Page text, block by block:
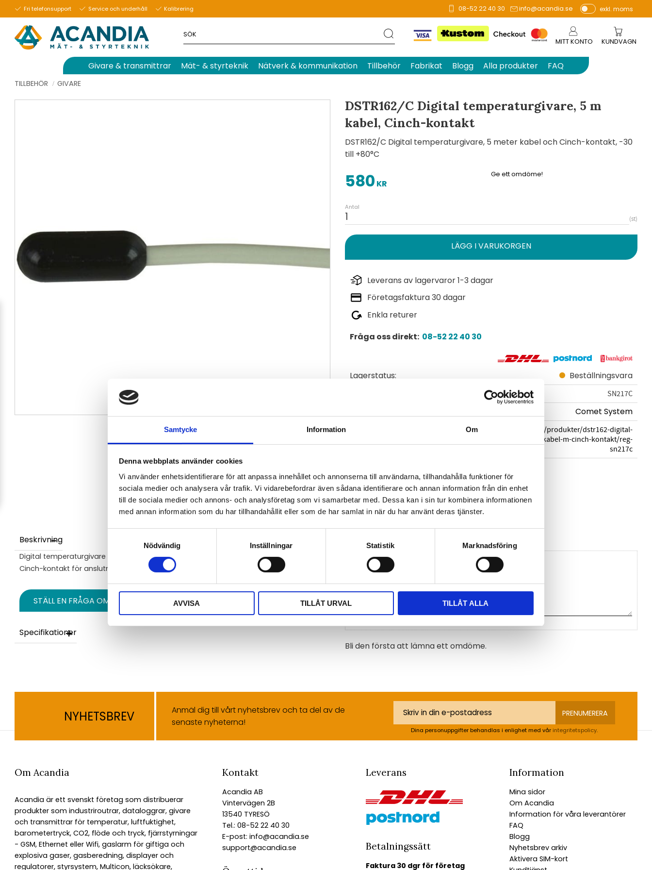
Samtycke Information Om
Denna webbplats använder cookies
Vi använder enhetsidentifierare för att anpassa innehållet och annonserna till användarna, tillhandahålla funktioner för
sociala medier och analysera vår trafik. Vi vidarebefordrar även sådana identifierare och annan information från din enhet
till de sociala medier och annons- och analysföretag som vi samarbetar med. Dessa kan i sin tur kombinera informationen
med annan information som du har tillhandahållit eller som de har samlat in när du har använt deras tjänster.
Nödvändig
Inställningar Statistik Marknadsföring
AVVISA TILLÅT URVAL TILLÅT ALLA
Fri telefonsupport Service och underhåll Kalibrering 08-52 22 40 30 info@acandia.se
P
e
r
vi
s
exkl. moms
MITT KONTO KUNDVAGN
Givare & transmittrar Mät- & styrteknik Nätverk & kommunikation Tillbehör Fabrikat Blogg Alla produkter FAQ
TILLBEHÖR GIVARE
DSTR162/C Digital temperaturgivare, 5 m
kabel, Cinch-kontakt
DSTR162/C Digital temperaturgivare, 5 meter kabel och Cinch-kontakt, -30
till +80°C
580 KR
Antal
st
Leverans av lagervaror 1-3 dagar
Företagsfaktura 30 dagar
Enkla returer
Fråga oss direkt: 08-52 22 40 30
Lagerstatus Beställningsvara
SN217C
Comet System
cometsystem.se/produkter/dstr162-digital-
temperaturgivare-5-m-kabel-m-cinch-kontakt/reg-
sn217c
Dokument
manual_tr162.pdf
Visa alla produkter från Comet System
Ge ett omdöme!
Beskrivning
Digital temperaturgivare för P8xx1 Web Sensor.
Cinch-kontakt för anslutning till P8xx1 Web Sensor.
STÄLL EN FRÅGA OM PRODUKTEN
Specifikationer
Omdömen
Baserat på 0 betyg.
Bli den första att lämna ett omdöme.
NYHETSBREV
Anmäl dig till vårt nyhetsbrev och ta del av de
senaste nyheterna!
PRENUMERERA
Dina personuppgifter behandlas i enlighet med vår integritetspolicy.
Om Acandia
Acandia är ett svenskt företag som distribuerar
produkter som industriroutrar, dataloggrar, givare
och transmittrar för temperatur, luftfuktighet,
barometertryck, CO2, flöde och tryck, fjärrstyrningar
- GSM, Ethernet eller Wifi, gaslarm för giftiga och
explosiva gaser, gasberedning, displayer och
regulatorer, styrsystem, Multicon, läcksökare,
Kontakt
Acandia AB
Vintervägen 2B
13540 TYRESÖ
Tel.: 08-52 22 40 30
E-post: info@acandia.se
support@acandia.se
Leverans
Betalningssätt
Faktura 30 dgr för företag
Information
Mina sidor
Om Acandia
Information för våra leverantörer
FAQ
Blogg
Nyhetsbrev arkiv
Aktivera SIM-kort